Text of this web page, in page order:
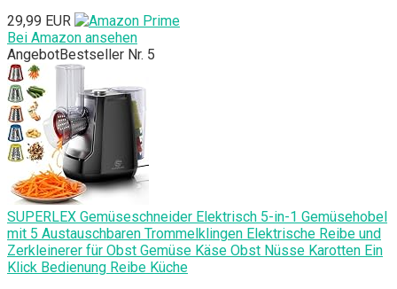
29,99 EUR
Bei Amazon ansehen
AngebotBestseller Nr. 5
SUPERLEX Gemüseschneider Elektrisch 5-in-1 Gemüsehobel
mit 5 Austauschbaren Trommelklingen Elektrische Reibe und
Zerkleinerer für Obst Gemüse Käse Obst Nüsse Karotten Ein
Klick Bedienung Reibe Küche